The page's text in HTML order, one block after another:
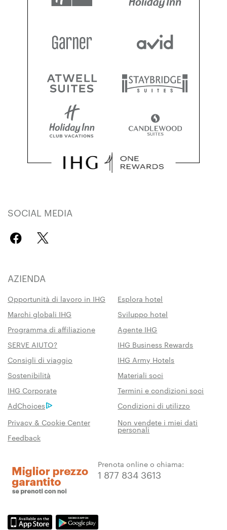
SOCIAL MEDIA
AZIENDA
Opportunità di lavoro in IHG
Esplora hotel
Marchi globali IHG
Sviluppo hotel
Programma di affiliazione
Agente IHG
SERVE AIUTO?
IHG Business Rewards
Consigli di viaggio
IHG Army Hotels
Sostenibilità
Materiali soci
IHG Corporate
Termini e condizioni soci
AdChoices
Condizioni di utilizzo
Privacy & Cookie Center
Non vendete i miei dati
personali
Feedback
Prenota online o chiama:
1 877 834 3613